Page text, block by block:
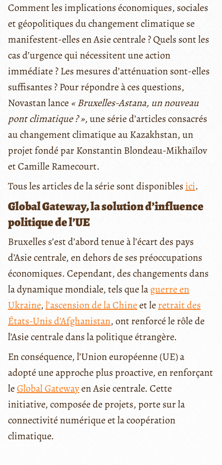
Comment les implications économiques, sociales
et géopolitiques du changement climatique se
manifestent-elles en Asie centrale ? Quels sont les
cas d’urgence qui nécessitent une action
immédiate ? Les mesures d’atténuation sont-elles
suffisantes ? Pour répondre à ces questions,
Novastan lance« Bruxelles-Astana, un nouveau
pont climatique ? », une série d’articles consacrés
au changement climatique au Kazakhstan, un
projet fondé par Konstantin Blondeau-Mikhaïlov
et Camille Ramecourt.
Tous les articles de la série sont disponibles ici.
Global Gateway, la solution d’influence
politique de l’UE
Bruxelles s’est d’abord tenue à l’écart des pays
d’Asie centrale, en dehors de ses préoccupations
économiques. Cependant, des changements dans
la dynamique mondiale, tels que laguerre en
Ukraine,l’ascension de la Chineet leretrait des
États-Unis d’Afghanistan, ont renforcé le rôle de
l’Asie centrale dans la politique étrangère.
En conséquence, l’Union européenne (UE) a
adopté une approche plus proactive, en renforçant
leGlobal Gatewayen Asie centrale. Cette
initiative, composée de projets, porte sur la
connectivité numérique et la coopération
climatique.